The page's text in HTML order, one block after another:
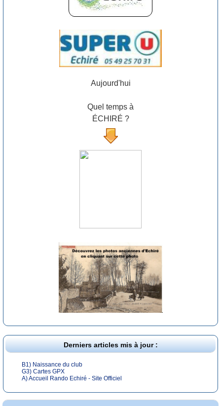
Aujourd'hui
Quel temps à
ÉCHIRÉ ?
Derniers articles mis à jour :
B1) Naissance du club
G3) Cartes GPX
A) Accueil Rando Echiré - Site Officiel